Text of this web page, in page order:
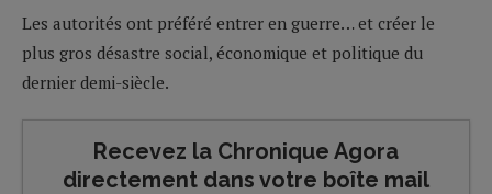
Les autorités ont préféré entrer en guerre… et créer le
plus gros désastre social, économique et politique du
dernier demi-siècle.
Recevez la Chronique Agora
directement dans votre boîte mail